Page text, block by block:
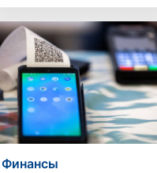
Финансы